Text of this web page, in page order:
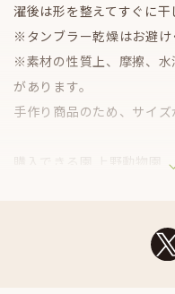
濯後は形を整えてすぐに干
※タンブラー乾燥はお避け
※素材の性質上、摩擦、
があります。
手作り商品のため、サイズ